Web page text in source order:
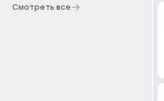
Смотреть все